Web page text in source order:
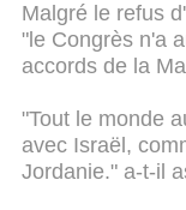
Malgré le refus
"le Congrès n'a
accords de la
"Tout le monde
avec Israël,
Jordanie." a-t-il